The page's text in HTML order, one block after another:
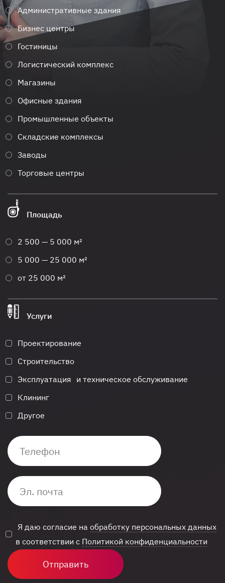
Административные здания
Бизнес центры
Гостиницы
Логистический комплекс
Магазины
Офисные здания
Промышленные объекты
Складские комплексы
Заводы
Торговые центры
Площадь
2 500 — 5 000 м²
5 000 — 25 000 м²
от 25 000 м²
Услуги
Проектирование
Строительство
Эксплуатация и техническое обслуживание
Клининг
Другое
Я даю согласие на обработку персональных данных
в соответствии с Политикой конфиденциальности
Отправить